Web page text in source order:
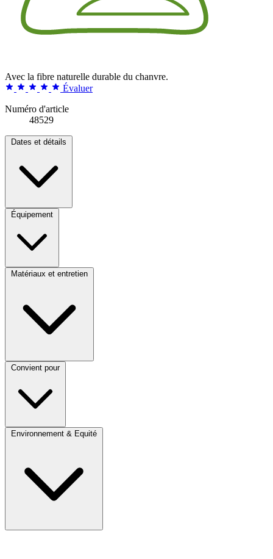
Avec la fibre naturelle durable du chanvre.
Évaluer
Numéro d'article
48529
Dates et détails
Équipement
Matériaux et entretien
Convient pour
Environnement & Equité